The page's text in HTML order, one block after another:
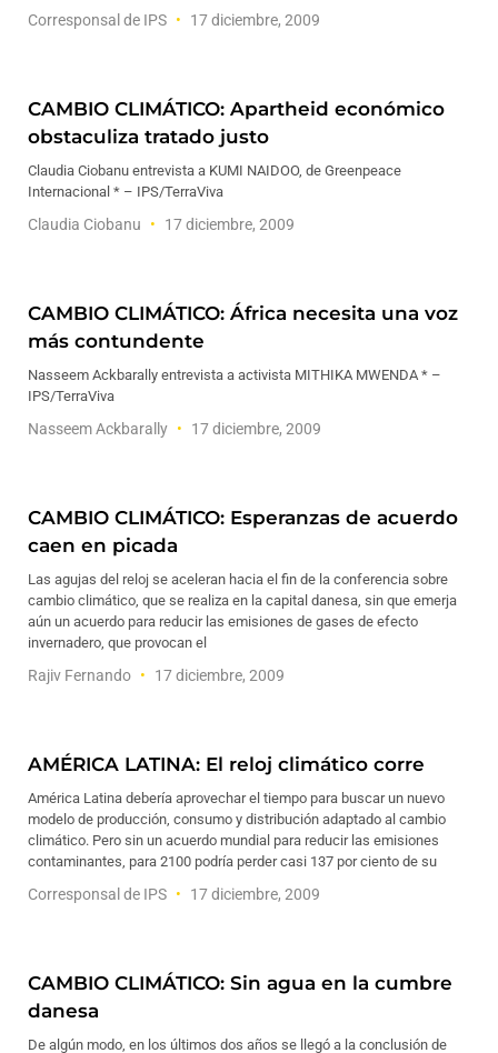
Corresponsal de IPS 17 diciembre, 2009
CAMBIO CLIMÁTICO: Apartheid económico
obstaculiza tratado justo
Claudia Ciobanu entrevista a KUMI NAIDOO, de Greenpeace
Internacional * – IPS/TerraViva
Claudia Ciobanu 17 diciembre, 2009
CAMBIO CLIMÁTICO: África necesita una voz
más contundente
Nasseem Ackbarally entrevista a activista MITHIKA MWENDA * –
IPS/TerraViva
Nasseem Ackbarally 17 diciembre, 2009
CAMBIO CLIMÁTICO: Esperanzas de acuerdo
caen en picada
Las agujas del reloj se aceleran hacia el fin de la conferencia sobre
cambio climático, que se realiza en la capital danesa, sin que emerja
aún un acuerdo para reducir las emisiones de gases de efecto
invernadero, que provocan el
Rajiv Fernando 17 diciembre, 2009
AMÉRICA LATINA: El reloj climático corre
América Latina debería aprovechar el tiempo para buscar un nuevo
modelo de producción, consumo y distribución adaptado al cambio
climático. Pero sin un acuerdo mundial para reducir las emisiones
contaminantes, para 2100 podría perder casi 137 por ciento de su
Corresponsal de IPS 17 diciembre, 2009
CAMBIO CLIMÁTICO: Sin agua en la cumbre
danesa
De algún modo, en los últimos dos años se llegó a la conclusión de